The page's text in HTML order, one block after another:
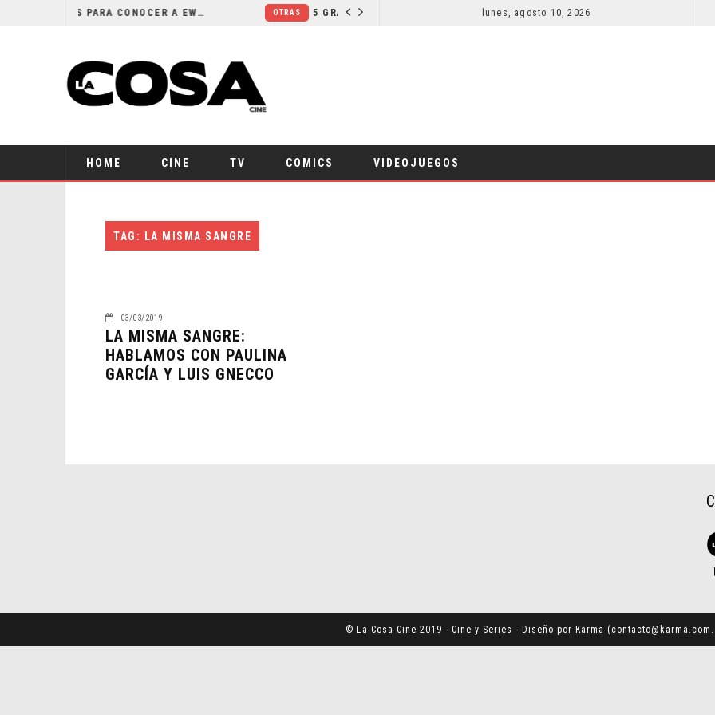
5 PELÍCULAS PARA CONOCER A EWAN MCGREGOR CINE
lunes, agosto 10, 2026
HOME CINE TV COMICS VIDEOJUEGOS
TAG: LA MISMA SANGRE
03/03/2019
LA MISMA SANGRE:
HABLAMOS CON PAULINA
GARCÍA Y LUIS GNECCO
© La Cosa Cine 2019 - Cine y Series - Diseño por Karma (